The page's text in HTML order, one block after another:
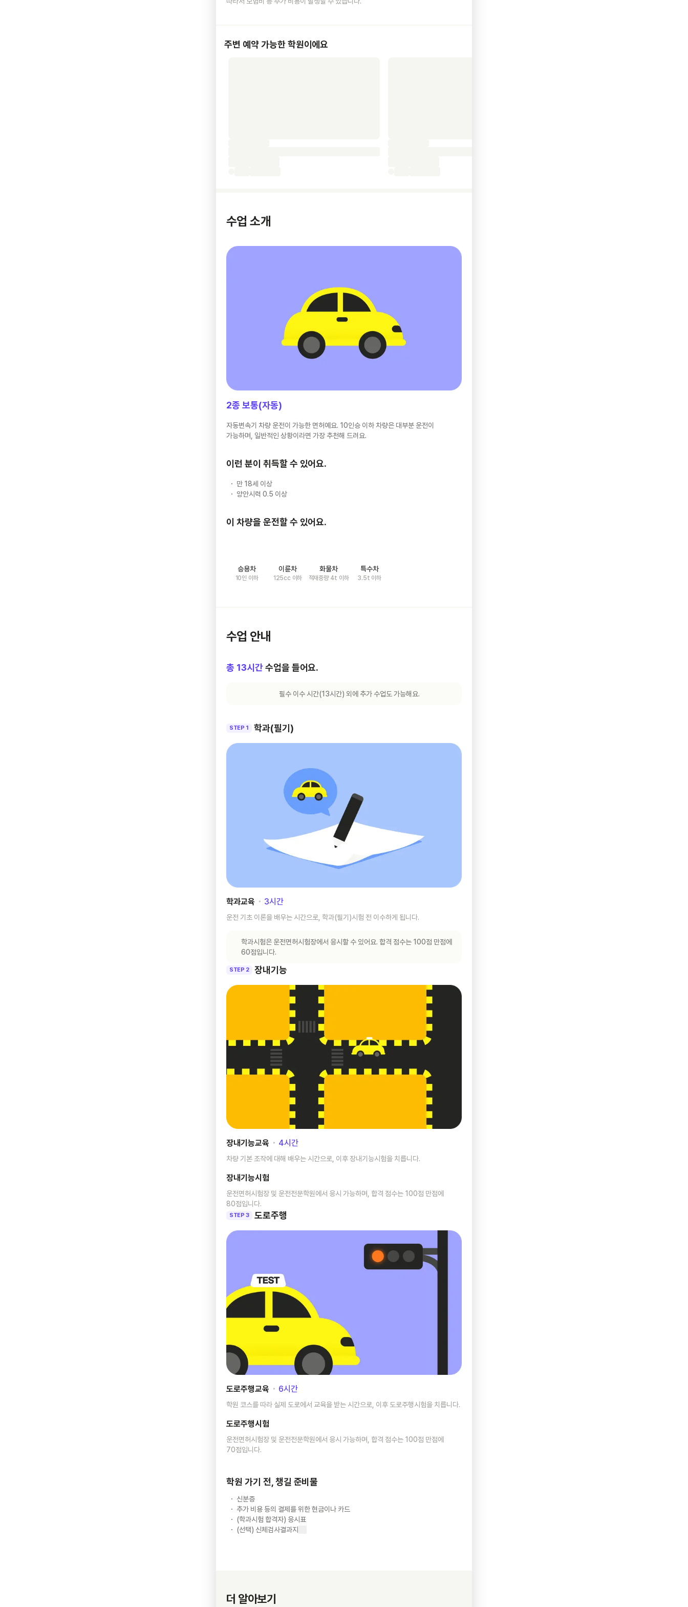
주변 예약 가능한 학원이에요
수업 소개
2종 보통(자동)
자동변속기 차량 운전이 가능한 면허예요. 10인승 이하 차량은 대부분 운전이
가능하며, 일반적인 상황이라면 가장 추천해 드려요.
이런 분이 취득할 수 있어요.
만 18세 이상
양안시력 0.5 이상
이 차량을 운전할 수 있어요.
승용차
10인 이하
이륜차
125cc 이하
화물차
적재중량 4t 이하
특수차
3.5t 이하
수업 안내
총 13시간 수업을 들어요.
필수 이수 시간(13시간) 외에 추가 수업도 가능해요.
STEP 1 학과(필기)
학과교육 ･ 3시간
운전 기초 이론을 배우는 시간으로, 학과(필기)시험 전 이수하게 됩니다.
학과시험은 운전면허시험장에서 응시할 수 있어요. 합격 점수는 100점 만점에
60점입니다.
STEP 2 장내기능
장내기능교육 ･ 4시간
차량 기본 조작에 대해 배우는 시간으로, 이후 장내기능시험을 치릅니다.
장내기능시험
운전면허시험장 및 운전전문학원에서 응시 가능하며, 합격 점수는 100점 만점에
80점입니다.
STEP 3 도로주행
도로주행교육 ･ 6시간
학원 코스를 따라 실제 도로에서 교육을 받는 시간으로, 이후 도로주행시험을 치릅니다.
도로주행시험
운전면허시험장 및 운전전문학원에서 응시 가능하며, 합격 점수는 100점 만점에
70점입니다.
학원 가기 전, 챙길 준비물
신분증
추가 비용 등의 결제를 위한 현금이나 카드
(학과시험 합격자) 응시표
(선택) 신체검사결과지
더 알아보기